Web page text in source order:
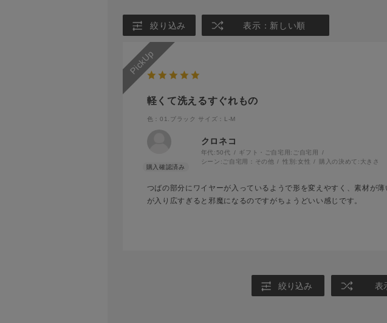
絞り込み 表示：新しい順
軽くて洗えるすぐれもの
色：01.ブラック サイズ：L-M
クロネコ
年代: 50代 ギフト・ご自宅用: ご自宅用
シーン: ご自宅用：その他 性別:女性 購入の決めて: 大きさ
つばの部分にワイヤーが入っているようで形を変えやすく、素材が
が入り広すぎると邪魔になるのですがちょうどいい感じです。
絞り込み 表